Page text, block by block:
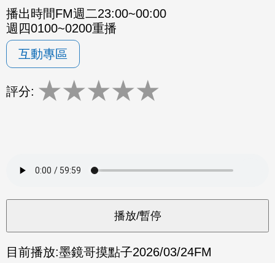
播出時間FM週二23:00~00:00
週四0100~0200重播
互動專區
評分: ★★★★★
目前播放:墨鏡哥摸點子2026/03/24FM